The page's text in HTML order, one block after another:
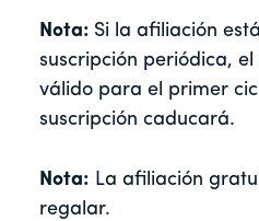
Nota: Si la afiliación
suscripción periódica,
válido para el primer
suscripción caducará.
Nota: La afiliación
regalar.